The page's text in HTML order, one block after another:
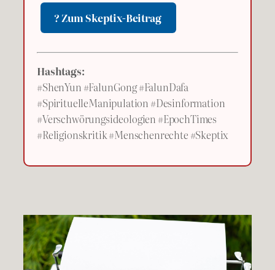
? Zum Skeptix-Beitrag
Hashtags:
#ShenYun #FalunGong #FalunDafa
#SpirituelleManipulation #Desinformation
#Verschwörungsideologien #EpochTimes
#Religionskritik #Menschenrechte #Skeptix